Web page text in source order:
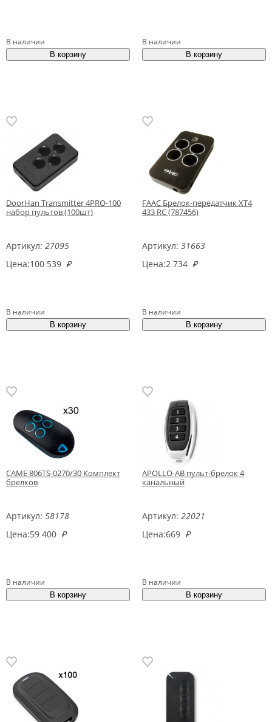
В наличии В наличии
DoorHan Transmitter 4PRO-100
набор пультов (100шт)
Артикул: 27095
Цена:100 539 ₽
В наличии
FAAC Брелок-передатчик XT4
433 RC (787456)
Артикул: 31663
Цена:2 734 ₽
В наличии
CAME 806TS-0270/30 Комплект
брелков
Артикул: 58178
Цена:59 400 ₽
В наличии
APOLLO-AB пульт-брелок 4
канальный
Артикул: 22021
Цена:669 ₽
В наличии